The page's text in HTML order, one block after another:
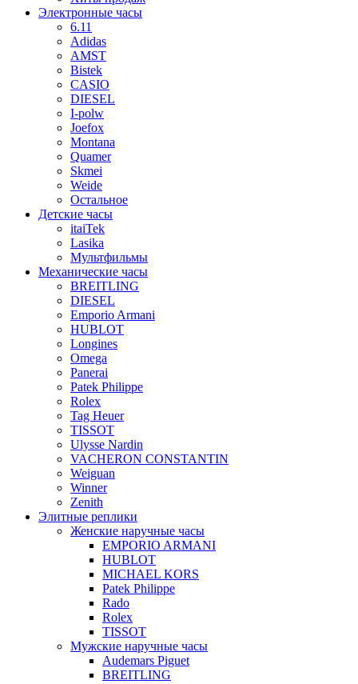
Электронные часы
6.11
Adidas
AMST
Bistek
CASIO
DIESEL
I-polw
Joefox
Montana
Quamer
Skmei
Weide
Остальное
Детские часы
itaiTek
Lasika
Мультфильмы
Механические часы
BREITLING
DIESEL
Emporio Armani
HUBLOT
Longines
Omega
Panerai
Patek Philippe
Rolex
Tag Heuer
TISSOT
Ulysse Nardin
VACHERON CONSTANTIN
Weiguan
Winner
Zenith
Элитные реплики
Женские наручные часы
EMPORIO ARMANI
HUBLOT
MICHAEL KORS
Patek Philippe
Rado
Rolex
TISSOT
Мужские наручные часы
Audemars Piguet
BREITLING